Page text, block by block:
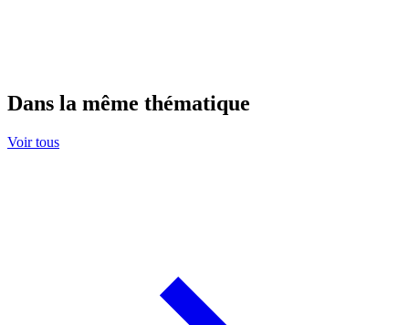
Dans la même thématique
Voir tous